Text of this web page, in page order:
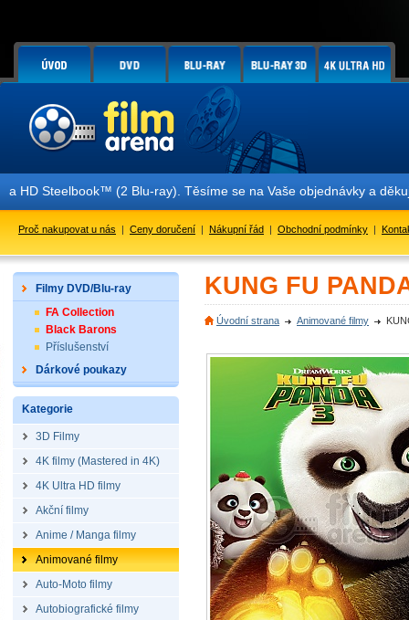
(2 Blu-ray). Těsíme se na Vaše objednávky a děkujeme
Proč nakupovat u nás | Ceny doručení | Nákupní řád | Obchodní podmínky |
Filmy DVD/Blu-ray
FA Collection
Black Barons
Příslušenství
Dárkové poukazy
Kategorie
3D Filmy
4K filmy (Mastered in 4K)
4K Ultra HD filmy
Akční filmy
Anime / Manga filmy
Animované filmy
Auto-Moto filmy
Autobiografické filmy
KUNG FU
Úvodní strana Animované filmy